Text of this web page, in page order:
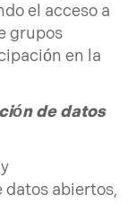
el acceso a
grupos
en la
de datos
abiertos,